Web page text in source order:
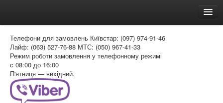
Доставка и оплата
Как заказать
Контакти
Таблиця розмірів
Телефони для замовлень Київстар: (097) 974-91-46
Лайф: (063) 527-76-88 МТС: (050) 967-41-33
Режим роботи замовлення у телефонному режимі
с 08:00 до 16:00
П'ятниця — вихідний.